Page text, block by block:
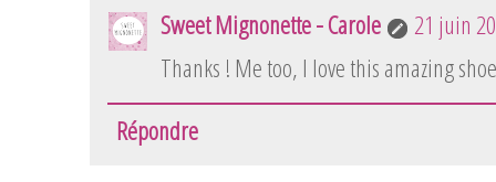
Sweet Mignonette - Carole
21 juin
Thanks ! Me too, I love this amazing
Répondre